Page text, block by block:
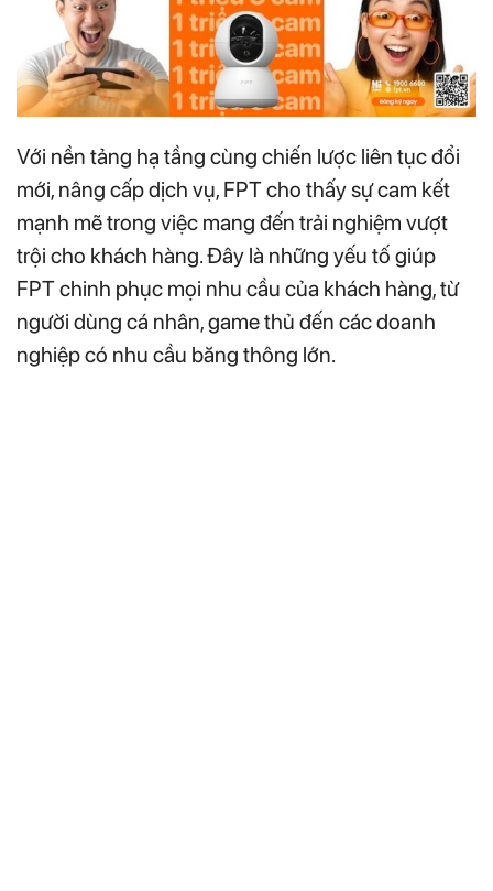
Với nền tảng hạ tầng cùng chiến lược liên tục đổi
mới, nâng cấp dịch vụ, FPT cho thấy sự cam kết
mạnh mẽ trong việc mang đến trải nghiệm vượt
trội cho khách hàng. Đây là những yếu tố giúp
FPT chinh phục mọi nhu cầu của khách hàng, từ
người dùng cá nhân, game thủ đến các doanh
nghiệp có nhu cầu băng thông lớn.